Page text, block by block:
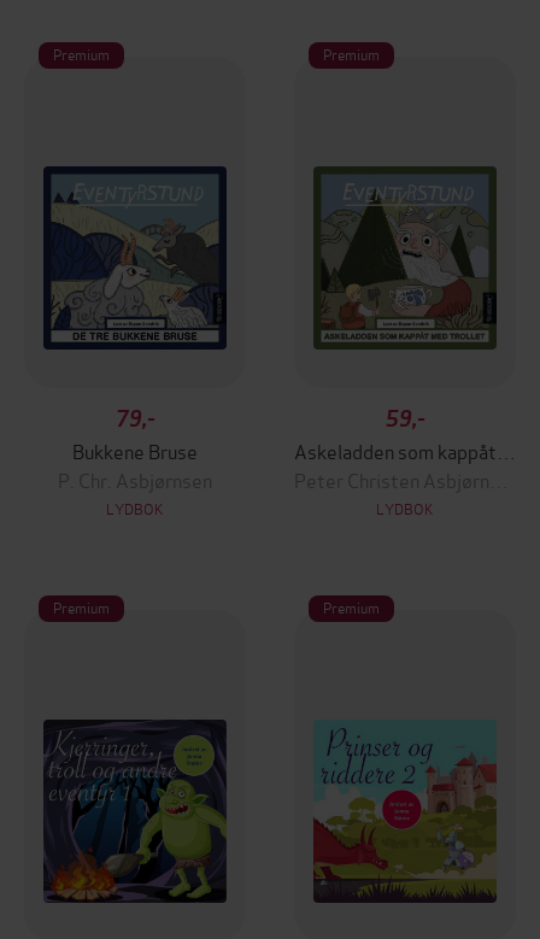
Premium
79,-
Bukkene Bruse
P. Chr. Asbjørnsen
LYDBOK
Premium
59,-
LYDBOK
Premium Premium